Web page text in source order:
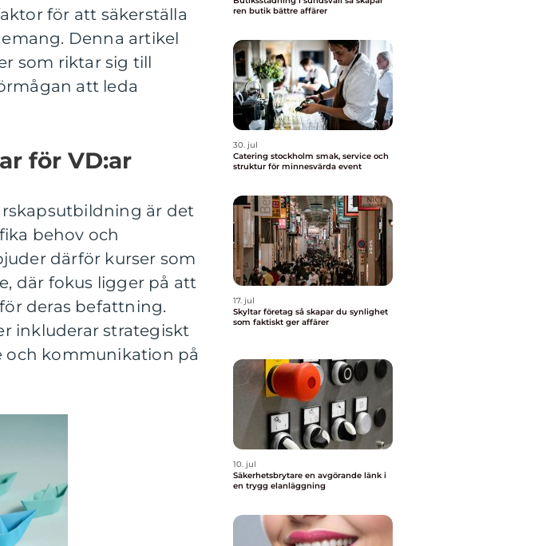
för att säkerställa
Denna artikel
som riktar sig till
att leda
för VD:ar
är det
behov och
därför kurser som
där fokus ligger på att
deras befattning.
inkluderar strategiskt
och kommunikation på
ren butik bättre affärer
30. jul
Catering stockholm smak, service och
struktur för minnesvärda event
17. jul
Skyltar företag så skapar du synlighet
som faktiskt ger affärer
10. jul
Säkerhetsbrytare en avgörande länk i
en trygg elanläggning